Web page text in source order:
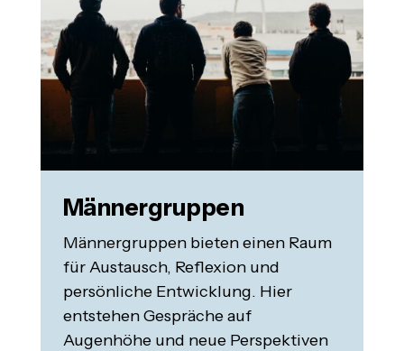
Männergruppen
Männergruppen bieten einen Raum
für Austausch, Reflexion und
persönliche Entwicklung. Hier
entstehen Gespräche auf
Augenhöhe und neue Perspektiven